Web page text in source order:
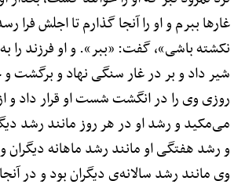
غارها ببرم و او را آنجا گذارم تا اجلش فرا
نکشته باشی»، گفت: «ببر». و او فرزند را
شیر داد و بر در غار سنگی نهاد و برگشت و
روزی وی را در انگشت شست او قرار داد
می‌مکید و رشد او در هر روز مانند رشد
و رشد هفتگی او مانند رشد ماهانه دیگران
وی مانند رشد سالانه‌ی دیگران بود و در